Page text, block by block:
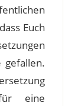
Euch
gefallen.
eine